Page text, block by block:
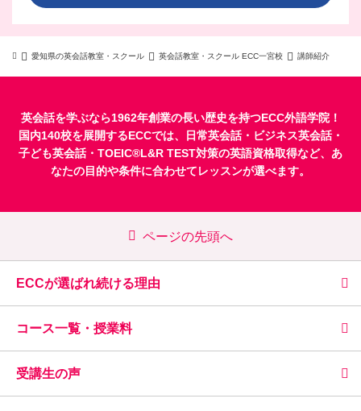
愛知県の英会話教室・スクール 英会話教室・スクール ECC一宮校 講師紹介
英会話を学ぶなら1962年創業の長い歴史を持つECC外語学院！
国内140校を展開するECCでは、
日常英会話・ ビジネス英会話・
子ども英会話・ TOEIC®L&R TEST対策の英語資格取得など、あ
なたの目的や条件に合わせてレッスンが選べます。
ページの先頭へ
ECCが選ばれ続ける理由
コース一覧・授業料
受講生の声